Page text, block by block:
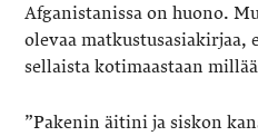
Afganistanissa on huono.
olevaa matkustusasiakirjaa,
sellaista kotimaastaan
”Pakenin äitini ja siskon